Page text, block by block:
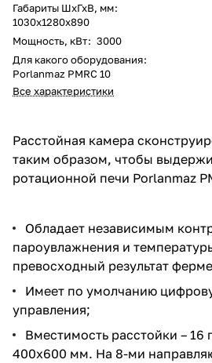
Габариты ШхГхВ, мм:
1030х1280х890
Мощность, кВт: 3000
Для какого оборудования:
Porlanmaz PMRC 10
Все характеристики
Расстойная камера
таким образом, чтобы
ротационной печи Porlanmaz
Обладает независимым
пароувлажнения и
превосходный результат
Имеет по умолчанию
управления;
Вместимость расстойки – 16
400х600 мм. На 8-ми